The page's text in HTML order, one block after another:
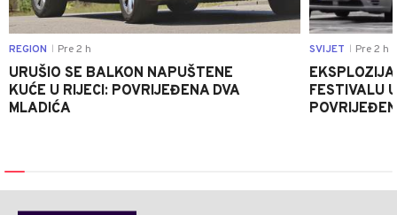
REGION Pre 2 h
URUŠIO SE BALKON NAPUŠTENE
KUĆE U RIJECI: POVRIJEĐENA DVA
MLADIĆA
SVIJET Pre 2 h
FESTIVALU